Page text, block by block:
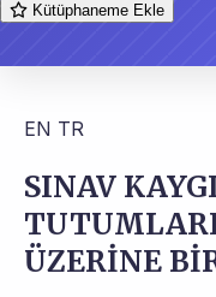
Kütüphaneme Ekle
EN TR
SINAV
ÜZERİNE